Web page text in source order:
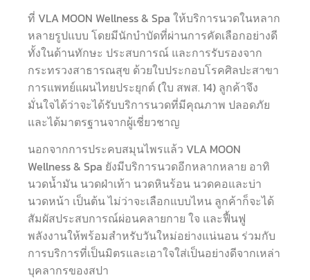
ที่ VLA MOON Wellness & Spa ให้บริการนวดในหลาก
หลายรูปแบบ โดยมีนักบำบัดที่ผ่านการคัดเลือกอย่างดี
ทั้งในด้านทักษะ ประสบการณ์ และการรับรองจาก
กระทรวงสาธารณสุข ด้วยใบประกอบโรคศิลปะสาขา
การแพทย์แผนไทยประยุกต์ (ใบ สพส. 14) ลูกค้าจึง
มั่นใจได้ว่าจะได้รับบริการนวดที่มีคุณภาพ ปลอดภัย
และได้มาตรฐานจากผู้เชี่ยวชาญ
นอกจากการประคบสมุนไพรแล้ว VLA MOON
Wellness & Spa ยังมีบริการนวดอีกหลากหลาย อาทิ
นวดน้ำมัน นวดฝ่าเท้า นวดหินร้อน นวดคอและบ่า
นวดหน้า เป็นต้น ไม่ว่าจะเลือกแบบไหน ลูกค้าก็จะได้
สัมผัสประสบการณ์ผ่อนคลายกาย ใจ และฟื้นฟู
พลังงานให้พร้อมสำหรับวันใหม่อย่างแน่นอน ร่วมกับ
การบริการที่เป็นมิตรและเอาใจใส่เป็นอย่างดีจากเหล่า
บุคลากรของสปา